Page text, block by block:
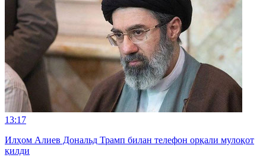
13:17
Илҳом Алиев Дональд Трамп билан телефон орқали мулоқот
қилди